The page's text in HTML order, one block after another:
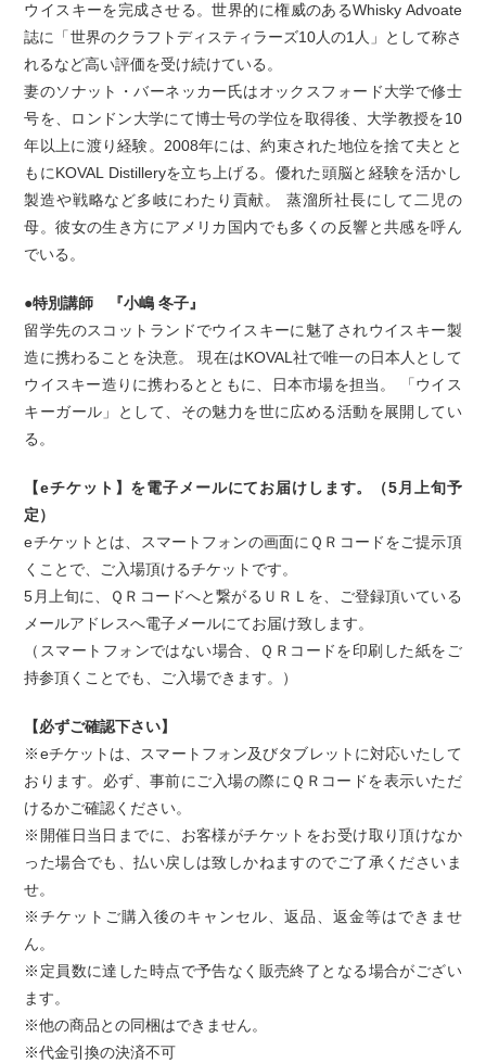
ウイスキーを完成させる。世界的に権威のあるWhisky Advoate
誌に「世界のクラフトディスティラーズ10人の1人」として称さ
れるなど高い評価を受け続けている。
妻のソナット・バーネッカー氏はオックスフォード大学で修士
号を、ロンドン大学にて博士号の学位を取得後、大学教授を10
年以上に渡り経験。2008年には、約束された地位を捨て夫とと
もにKOVAL Distilleryを立ち上げる。優れた頭脳と経験を活かし
製造や戦略など多岐にわたり貢献。 蒸溜所社長にして二児の
母。彼女の生き方にアメリカ国内でも多くの反響と共感を呼ん
でいる。
●特別講師 『小嶋 冬子』
留学先のスコットランドでウイスキーに魅了されウイスキー製
造に携わることを決意。 現在はKOVAL社で唯一の日本人として
ウイスキー造りに携わるとともに、日本市場を担当。 「ウイス
キーガール」として、その魅力を世に広める活動を展開してい
る。
【eチケット】を電子メールにてお届けします。（5月上旬予
定）
eチケットとは、スマートフォンの画面にＱＲコードをご提示頂
くことで、ご入場頂けるチケットです。
5月上旬に、ＱＲコードへと繋がるＵＲＬを、ご登録頂いている
メールアドレスへ電子メールにてお届け致します。
（スマートフォンではない場合、ＱＲコードを印刷した紙をご
持参頂くことでも、ご入場できます。）
【必ずご確認下さい】
※eチケットは、スマートフォン及びタブレットに対応いたして
おります。必ず、事前にご入場の際にＱＲコードを表示いただ
けるかご確認ください。
※開催日当日までに、お客様がチケットをお受け取り頂けなか
った場合でも、払い戻しは致しかねますのでご了承くださいま
せ。
※チケットご購入後のキャンセル、返品、返金等はできませ
ん。
※定員数に達した時点で予告なく販売終了となる場合がござい
ます。
※他の商品との同梱はできません。
※代金引換の決済不可